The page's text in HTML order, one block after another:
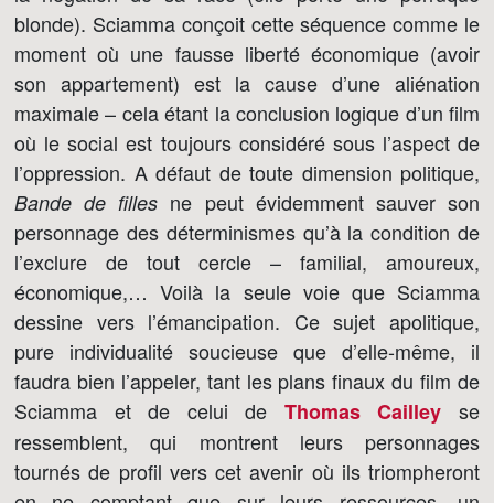
blonde). Sciamma conçoit cette séquence comme le
moment où une fausse liberté économique (avoir
son appartement) est la cause d’une aliénation
maximale – cela étant la conclusion logique d’un film
où le social est toujours considéré sous l’aspect de
l’oppression. A défaut de toute dimension politique,
Bande de filles ne peut évidemment sauver son
personnage des déterminismes qu’à la condition de
l’exclure de tout cercle – familial, amoureux,
économique,… Voilà la seule voie que Sciamma
dessine vers l’émancipation. Ce sujet apolitique,
pure individualité soucieuse que d’elle-même, il
faudra bien l’appeler, tant les plans finaux du film de
Sciamma et de celui de Thomas Cailley se
ressemblent, qui montrent leurs personnages
tournés de profil vers cet avenir où ils triompheront